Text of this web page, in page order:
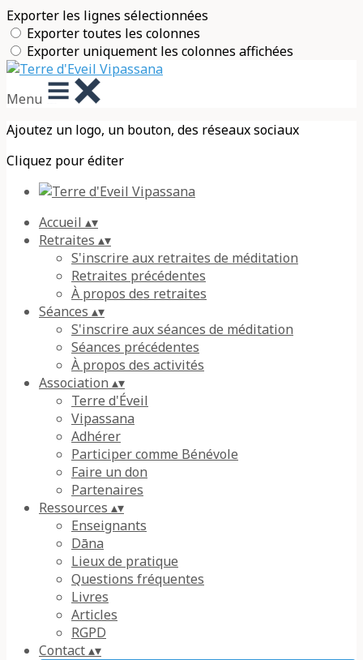
Exporter les lignes sélectionnées
Exporter toutes les colonnes
Exporter uniquement les colonnes affichées
Menu
Ajoutez un logo, un bouton, des réseaux sociaux
Cliquez pour éditer
Accueil ▴▾
Retraites ▴▾
S'inscrire aux retraites de méditation
Retraites précédentes
À propos des retraites
Séances ▴▾
S'inscrire aux séances de méditation
Séances précédentes
À propos des activités
Association ▴▾
Terre d'Éveil
Vipassana
Adhérer
Participer comme Bénévole
Faire un don
Partenaires
Ressources ▴▾
Enseignants
Dāna
Lieux de pratique
Questions fréquentes
Livres
Articles
RGPD
Contact▴▾